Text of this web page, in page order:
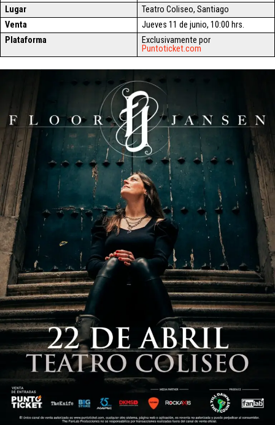
Lugar
Teatro Coliseo, Santiago
Venta
Jueves 11 de junio, 10:00 hrs.
Plataforma
Exclusivamente por
Puntoticket.com